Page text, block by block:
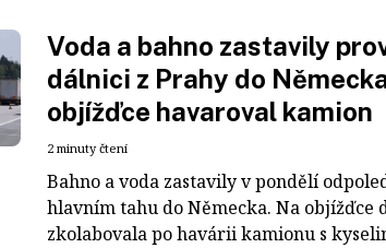
Voda a bahno zastavily
dálnici z Prahy do
objížďce havaroval kamion
2 minuty čtení
Bahno a voda zastavily v pondělí
hlavním tahu do Německa. Na objížďce
zkolabovala po havárii kamionu s